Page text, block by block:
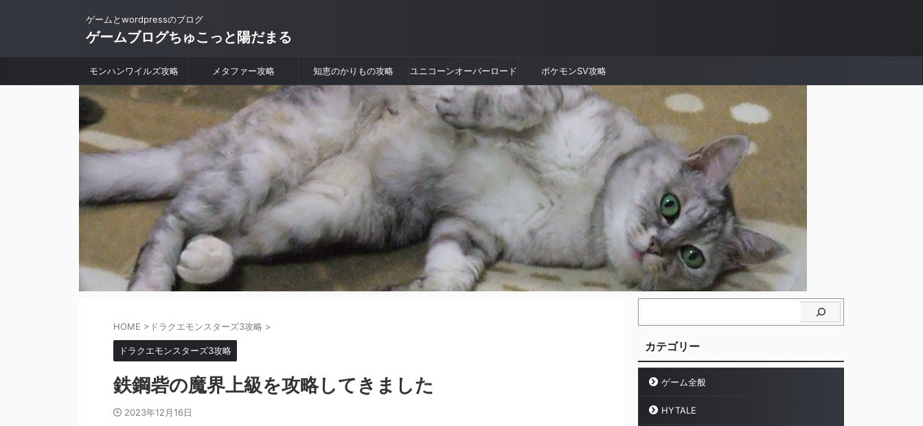
ゲームとwordpressのブログ
ゲームブログちゅこっと陽だまる
モンハンワイルズ攻略 メタファー攻略 知恵のかりもの攻略 ユニコーンオーバーロード ポケモンSV攻略
HOME > ドラクエモンスターズ3攻略 >
ドラクエモンスターズ3攻略
鉄鋼砦の魔界上級を攻略してきました
2023年12月16日
カテゴリー
ゲーム全般
HYTALE